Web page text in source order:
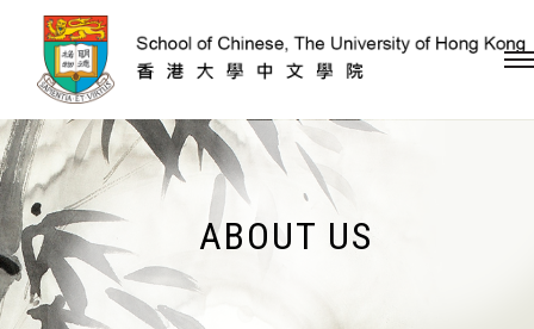
Skip to content (Press
ABOUT US